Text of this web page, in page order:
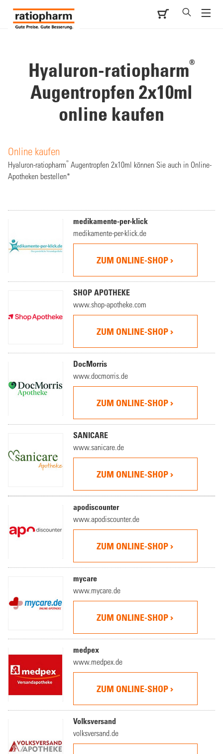
Hyaluron-ratiopharm®
Augentropfen 2x10ml
online kaufen
Online kaufen
Hyaluron-ratiopharm® Augentropfen 2x10ml können Sie auch in Online-
Apotheken bestellen*
medikamente-per-klick
medikamente-per-klick.de
ZUM ONLINE-SHOP
SHOP APOTHEKE
www.shop-apotheke.com
ZUM ONLINE-SHOP
DocMorris
www.docmorris.de
ZUM ONLINE-SHOP
SANICARE
www.sanicare.de
ZUM ONLINE-SHOP
apodiscounter
www.apodiscounter.de
ZUM ONLINE-SHOP
mycare
www.mycare.de
ZUM ONLINE-SHOP
medpex
www.medpex.de
ZUM ONLINE-SHOP
Volksversand
volksversand.de